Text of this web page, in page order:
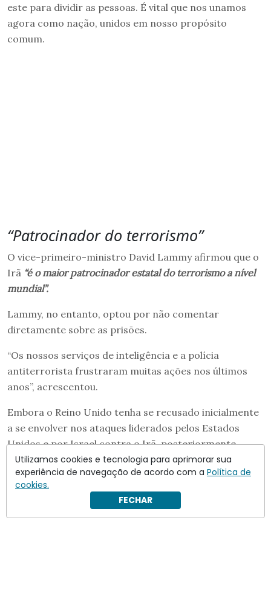
este para dividir as pessoas. É vital que nos unamos
agora como nação, unidos em nosso propósito
comum.
“Patrocinador do terrorismo”
O vice-primeiro-ministro David Lammy afirmou que o
Irã “é o maior patrocinador estatal do terrorismo a nível
mundial”.
Lammy, no entanto, optou por não comentar
diretamente sobre as prisões.
“Os nossos serviços de inteligência e a polícia
antiterrorista frustraram muitas ações nos últimos
anos”, acrescentou.
Embora o Reino Unido tenha se recusado inicialmente
a se envolver nos ataques liderados pelos Estados
Unidos e por Israel contra o Irã, posteriormente
permitiu que os americanos utilizassem bases
britânicas.
Utilizamos cookies e tecnologia para aprimorar sua
experiência de navegação de acordo com a Política de
cookies.
FECHAR